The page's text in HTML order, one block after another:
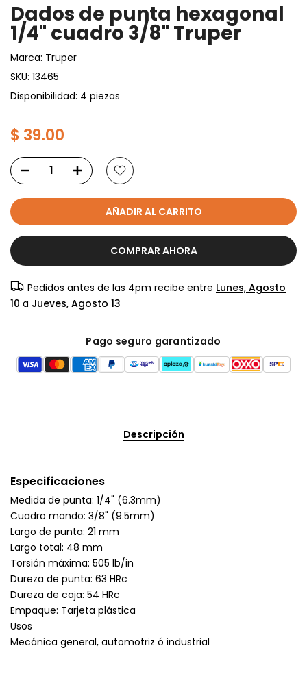
Dados de punta hexagonal
1/4" cuadro 3/8" Truper
Marca: Truper
SKU: 13465
Disponibilidad: 4 piezas
$ 39.00
AÑADIR AL CARRITO
COMPRAR AHORA
Pedidos antes de las 4pm recibe entre Lunes, Agosto
10 a Jueves, Agosto 13
Pago seguro garantizado
Descripción
Especificaciones
Medida de punta: 1/4" (6.3mm)
Cuadro mando: 3/8" (9.5mm)
Largo de punta: 21 mm
Largo total: 48 mm
Torsión máxima: 505 lb/in
Dureza de punta: 63 HRc
Dureza de caja: 54 HRc
Empaque: Tarjeta plástica
Usos
Mecánica general, automotriz ó industrial